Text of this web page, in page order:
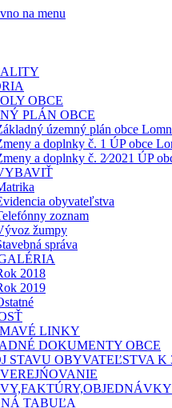
na menu
OBCE
PLÁN OBCE
územný plán obce
a doplnky č. 1 ÚP obce
a doplnky č. 2⁄2021 ÚP
obyvateľstva
zoznam
žumpy
správa
2018
2019
LINKY
DOKUMENTY OBCE
STAVU OBYVATEĽSTVA K
TABUĽA